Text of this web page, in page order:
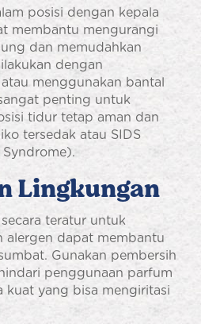
posisi dengan kepala
membantu mengurangi
dan memudahkan
dengan
menggunakan bantal
penting untuk
tidur tetap aman dan
tersedak atau SIDS
Lingkungan
teratur untuk
alergen dapat membantu
Gunakan pembersih
penggunaan parfum
kuat yang bisa mengiritasi